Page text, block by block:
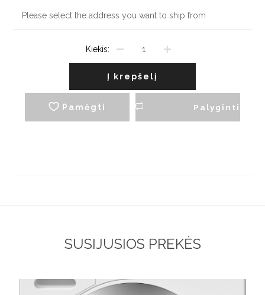
Please select the address you want to ship from
Kiekis:
Pamėgti
Į krepšelį
Palyginti
SUSIJUSIOS PREKĖS